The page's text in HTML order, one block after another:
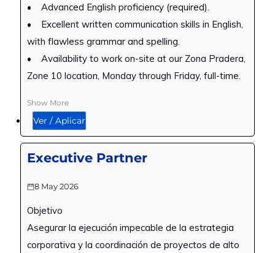
• Advanced English proficiency (required).
• Excellent written communication skills in English,
with flawless grammar and spelling.
• Availability to work on-site at our Zona Pradera,
Zone 10 location, Monday through Friday, full-time.
Show More
Ver / Aplicar
Executive Partner
8 May 2026
Objetivo
Asegurar la ejecución impecable de la estrategia
corporativa y la coordinación de proyectos de alto